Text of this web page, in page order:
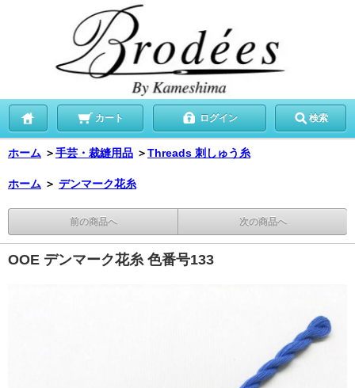
カート ログイン 検索
ホーム ＞手芸・裁縫用品 ＞Threads 刺しゅう糸
ホーム ＞ デンマーク花糸
前の商品へ 次の商品へ
OOE デンマーク花糸 色番号133